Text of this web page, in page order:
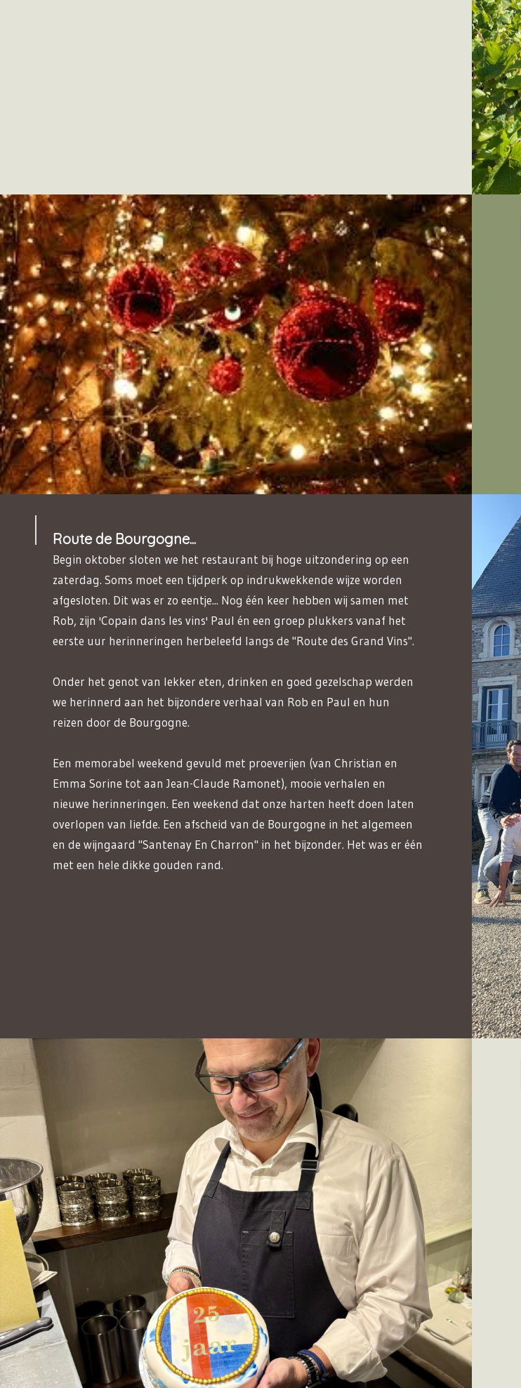
Route de Bourgogne...
Begin oktober sloten we het restaurant bij hoge uitzondering op een
zaterdag. Soms moet een tijdperk op indrukwekkende wijze worden
afgesloten. Dit was er zo eentje... Nog één keer hebben wij samen met
Rob, zijn 'Copain dans les vins' Paul én een groep plukkers vanaf het
eerste uur herinneringen herbeleefd langs de "Route des Grand Vins".
Onder het genot van lekker eten, drinken en goed gezelschap werden
we herinnerd aan het bijzondere verhaal van Rob en Paul en hun
reizen door de Bourgogne.
Een memorabel weekend gevuld met proeverijen (van Christian en
Emma Sorine tot aan Jean-Claude Ramonet), mooie verhalen en
nieuwe herinneringen. Een weekend dat onze harten heeft doen laten
overlopen van liefde. Een afscheid van de Bourgogne in het algemeen
en de wijngaard "Santenay En Charron" in het bijzonder. Het was er één
met een hele dikke gouden rand.